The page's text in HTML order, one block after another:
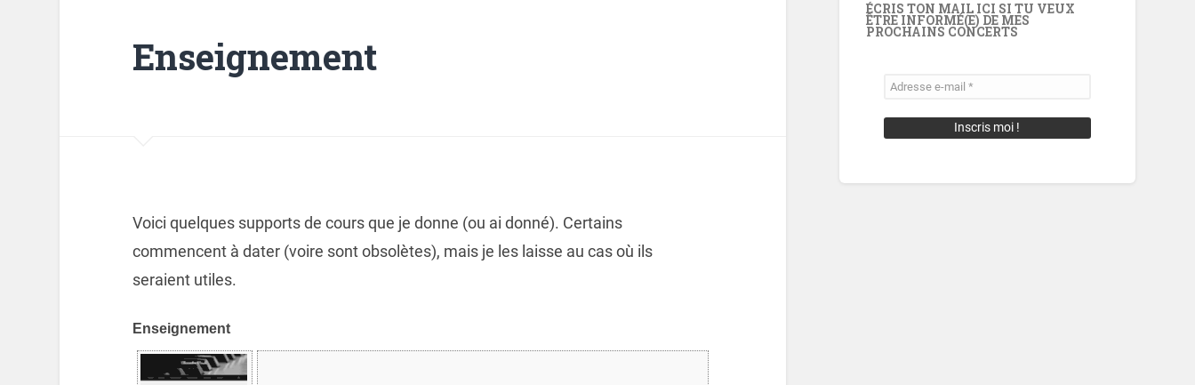
Enseignement
Voici quelques supports de cours que je donne (ou ai donné). Certains
commencent à dater (voire sont obsolètes), mais je les laisse au cas où ils
seraient utiles.
Enseignement
ÉCRIS TON MAIL ICI SI TU VEUX
ÊTRE INFORMÉ(E) DE MES
PROCHAINS CONCERTS